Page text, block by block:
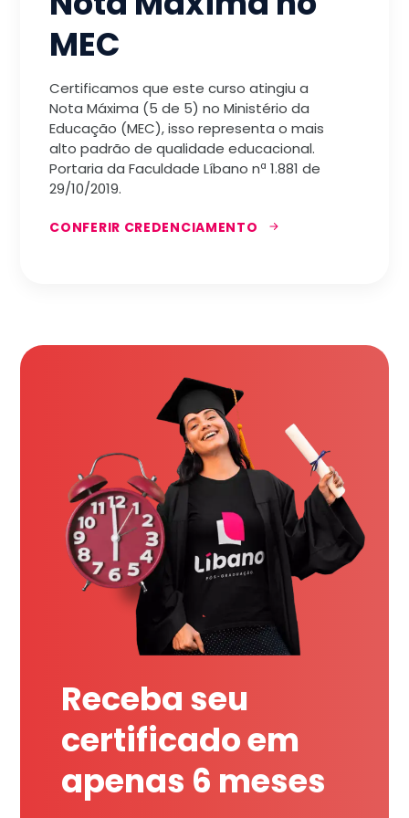
MEC
Certificamos que este curso atingiu a
Nota Máxima (5 de 5) no Ministério da
Educação (MEC), isso representa o mais
alto padrão de qualidade educacional.
Portaria da Faculdade Líbano nª 1.881 de
29/10/2019.
CONFERIR CREDENCIAMENTO
Receba seu
certificado em
apenas 6 meses